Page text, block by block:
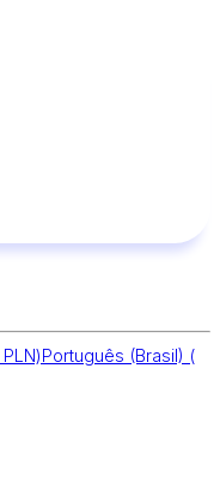
PLN)Português (Brasil) (